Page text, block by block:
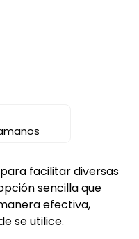
facilitar diversas
sencilla que
efectiva,
se utilice.